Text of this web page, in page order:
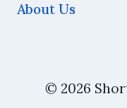
About Us
© 2026